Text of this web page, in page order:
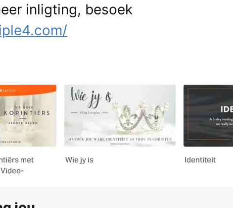
inligting, besoek
met
Wie jy is Identiteit